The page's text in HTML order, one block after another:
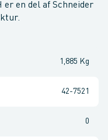
er en del af Schneider
1,885 Kg
42-7521
0